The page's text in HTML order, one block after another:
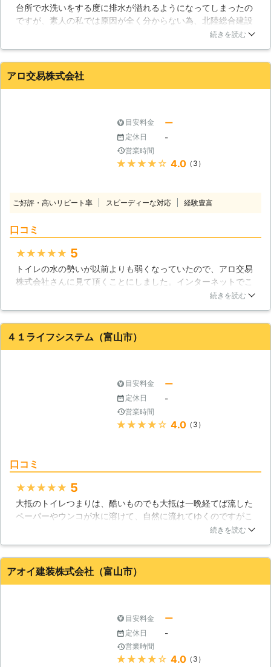
も注意しなければなりません。
台所で水洗いをする度に排水が溢れるようになってしまったの
ですが、素人の私では原因が全く分からない為、北陸総合建設
さんに点検をお願いしました。以前に洗面所の排水口工事をお
をしてくれる方だったので、安心して任せていられました。ど
うやら原因は屋外の排水管だったようで、高圧洗浄機による作
2016年10月19日
続きを読む
アロ交易株式会社
目安料金 ー
定休日 -
営業時間
★★★★★ 4.0（3）
ご好評・高いリピート率 スピーディーな対応 経験豊富
口コミ
★★★★★ 5
トイレの水の勢いが以前よりも弱くなっていたので、アロ交易
株式会社さんに見て頂くことにしました。インターネットでこ
ちらの業者さんを知ったのですが、口コミの評判が良かったの
に対応していただき、ありがとうございました。
富山県 射水市 2016年12月29日
続きを読む
４１ライフシステム（富山市）
目安料金 ー
定休日 -
営業時間
★★★★★ 4.0（3）
口コミ
★★★★★ 5
大抵のトイレつまりは、酷いものでも大抵は一晩経てば流した
ペーパーやウンコが水に溶けて、自然に流れてゆくのですがこ
の前は全く流れていかないことがありました。そこで原因の究
点検・調査をしてくれました。その結果、原因も判明しつまり
もそのまま解消してもらえました。
続きを読む
アオイ建装株式会社（富山市）
目安料金 ー
定休日 -
営業時間
★★★★★ 4.0（3）